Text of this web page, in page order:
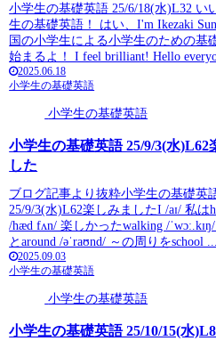
小学生の基礎英語 25/6/18(水)L32 い
生の基礎英語！ はい、I'm Ikezaki
国の小学生による小学生のための基
始まるよ！ I feel brilliant! Hello
2025.06.18
小学生の基礎英語
小学生の基礎英語
小学生の基礎英語 25/9/3(水)L62
した
ブログ記事より抜粋小学生の基礎英
25/9/3(水)L62楽しみましたI /aɪ/ 私は
/hæd fʌn/ 楽しかったwalking /
とaround /əˈraʊnd/ ～の周りをschool ...
2025.09.03
小学生の基礎英語
小学生の基礎英語
小学生の基礎英語 25/10/15(水